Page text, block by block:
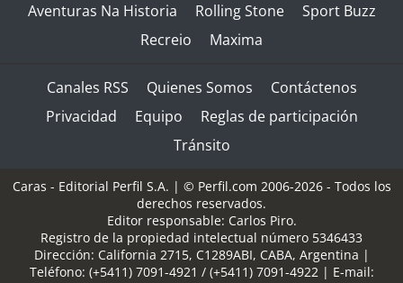
Aventuras Na Historia
Rolling Stone
Sport Buzz
Recreio
Maxima
Canales RSS Quienes Somos
Contáctenos
Privacidad
Equipo
Reglas de participación
Tránsito
Caras - Editorial Perfil S.A. | © Perfil.com 2006-2026 - Todos los
derechos reservados.
Editor responsable: Carlos Piro.
Registro de la propiedad intelectual número 5346433
Dirección: California 2715, C1289ABI, CABA, Argentina |
Teléfono: (+5411) 7091-4921 / (+5411) 7091-4922| E-mail: